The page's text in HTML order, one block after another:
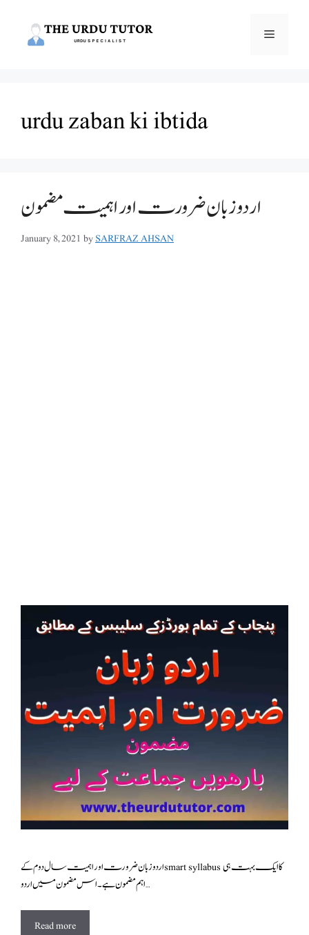
Menu
urdu zaban ki ibtida
اردو زبان ضرورت اور اہمیت مضمون
January 8, 2021 bySARFRAZ AHSAN
اردو زبان ضرورت اور اہمیت سال دوم کے smart syllabus کا ایک بہت ہی
اہم مضمون ہے۔اس مضمون میں اردو …
Read more